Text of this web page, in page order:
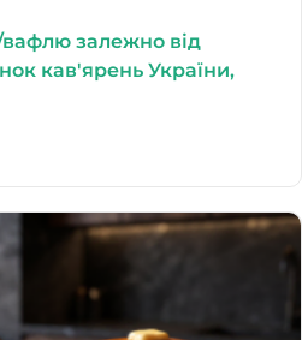
вафлю залежно від
кав'ярень України,